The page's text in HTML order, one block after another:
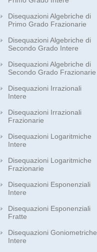
Disequazioni Algebriche di
Primo Grado Frazionarie
Disequazioni Algebriche di
Secondo Grado Intere
Disequazioni Algebriche di
Secondo Grado Frazionarie
Disequazioni Irrazionali
Intere
Disequazioni Irrazionali
Frazionarie
Disequazioni Logaritmiche
Intere
Disequazioni Logaritmiche
Frazionarie
Disequazioni Esponenziali
Intere
Disequazioni Esponenziali
Fratte
Disequazioni Goniometriche
Intere